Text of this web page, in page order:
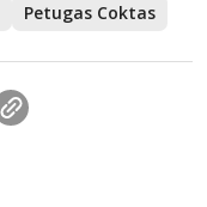
Petugas Coktas